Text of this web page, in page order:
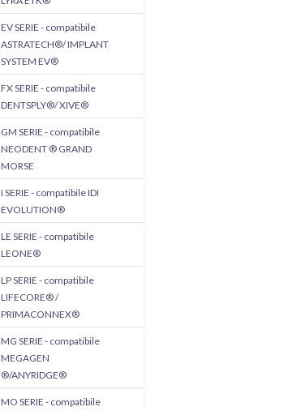
EV SERIE - compatibile
ASTRATECH®/ IMPLANT
SYSTEM EV®
FX SERIE - compatibile
DENTSPLY®/ XIVE®
GM SERIE - compatibile
NEODENT ® GRAND
MORSE
I SERIE - compatibile IDI
EVOLUTION®
LE SERIE - compatibile
LEONE®
LP SERIE - compatibile
LIFECORE® /
PRIMACONNEX®
MG SERIE - compatibile
MEGAGEN
®/ANYRIDGE®
MO SERIE - compatibile